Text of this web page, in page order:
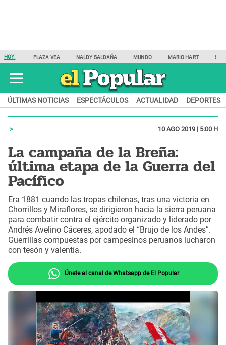
HOY: PLAZA VEA NALDY SALDAÑA MUNDO MARIO HART
ÚLTIMAS NOTICIAS ESPECTÁCULOS ACTUALIDAD DEPORTES
10 AGO 2019 | 5:00 H
La campaña de la Breña:
última etapa de la Guerra del
Pacífico
Era 1881 cuando las tropas chilenas, tras una victoria en
Chorrillos y Miraflores, se dirigieron hacia la sierra peruana
para combatir contra el ejército organizado y liderado por
Andrés Avelino Cáceres, apodado el “Brujo de los Andes”.
Guerrillas compuestas por campesinos peruanos lucharon
con tesón y valentía.
Únete al canal de Whatsapp de El Popular